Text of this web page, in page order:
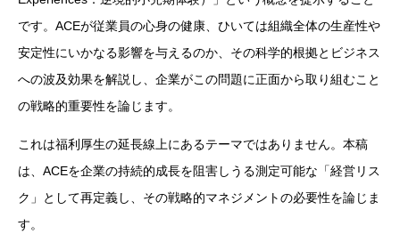
です。ACEが従業員の心身の健康、ひいては組織全体の生産性や
安定性にいかなる影響を与えるのか、その科学的根拠とビジネス
への波及効果を解説し、企業がこの問題に正面から取り組むこと
の戦略的重要性を論じます。
これは福利厚生の延長線上にあるテーマではありません。本稿
は、ACEを企業の持続的成長を阻害しうる測定可能な「経営リス
ク」として再定義し、その戦略的マネジメントの必要性を論じま
す。